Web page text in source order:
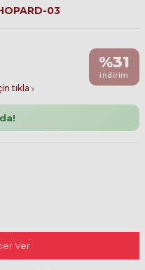
03
tıkla
%31
indirim
Ver